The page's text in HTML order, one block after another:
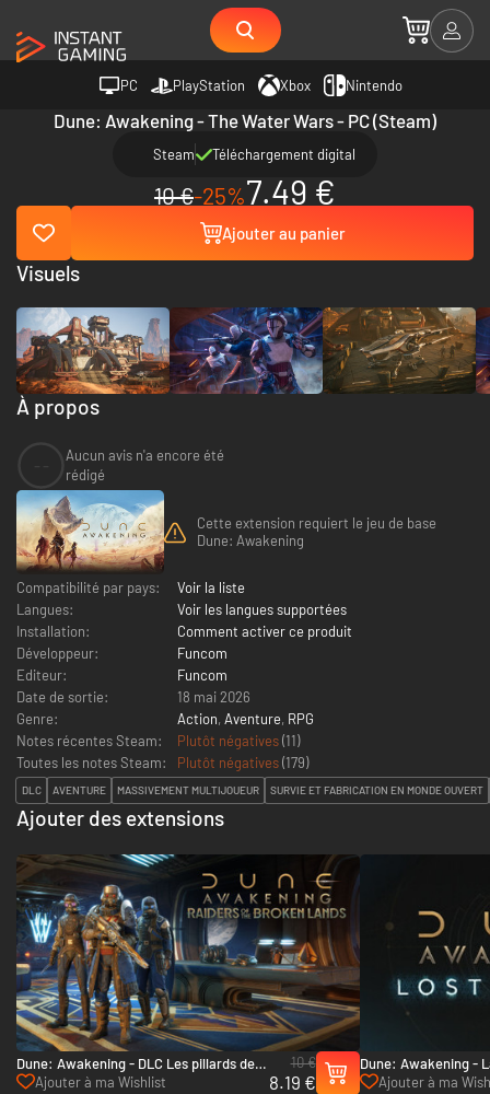
PC PlayStation Xbox Nintendo
Dune: Awakening - The Water Wars - PC (Steam)
Steam Téléchargement digital
10 €-25%7.49 €
Ajouter au panier
À propos
Aucun avis n'a encore été
rédigé
Cette extension requiert le jeu de base
Dune: Awakening
Compatibilité par pays:
Voir la liste
Langues:
Voir les langues supportées
Installation:
Comment activer ce produit
Développeur:
Funcom
Editeur:
Funcom
Date de sortie:
18 mai 2026
Genre:
Action, Aventure, RPG
Notes récentes Steam:
Plutôt négatives(11)
Toutes les notes Steam:
Plutôt négatives(179)
DLC AVENTURE MASSIVEMENT MULTIJOUEUR SURVIE ET FABRICATION EN MONDE OUVERT
Ajouter des extensions
Dune: Awakening - DLC Les pillards des
terres brisées - PC (Steam)
Ajouter à ma Wishlist
10 €
8.19 €
Dune: Awakening -
PC (Steam)
Ajouter à ma
Visuels